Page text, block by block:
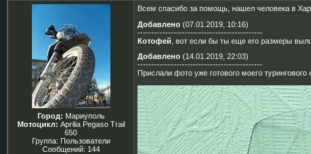
Город: Мариуполь
Мотоцикл: Aprilia Pegaso Trail
650
Группа: Пользователи
Сообщений: 144
Всем спасибо за помощь, нашел человека в
Добавлено (07.01.2019, 10:16)
---------------------------------------------
Котофей , вот если бы ты еще его размеры
Добавлено (14.01.2019, 22:03)
---------------------------------------------
Прислали фото уже готового моего